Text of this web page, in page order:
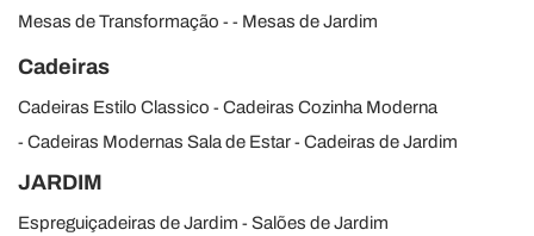
Mesas de Transformação
Mesas de Jardim
Cadeiras
Cadeiras Estilo Classico
Cadeiras Cozinha Moderna
Cadeiras Modernas Sala de Estar
Cadeiras de Jardim
JARDIM
Espreguiçadeiras de Jardim
Salões de Jardim